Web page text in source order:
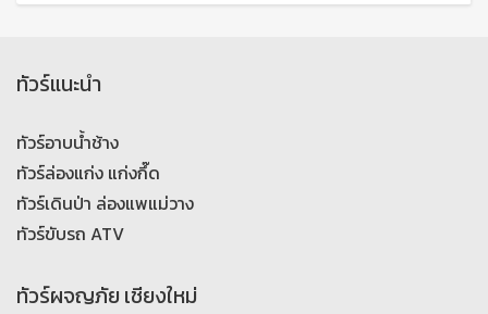
ทัวร์แนะนำ
ทัวร์อาบน้ำช้าง
ทัวร์ล่องแก่ง แก่งกึ๊ด
ทัวร์เดินป่า ล่องแพแม่วาง
ทัวร์ขับรถ ATV
ทัวร์ผจญภัย เชียงใหม่